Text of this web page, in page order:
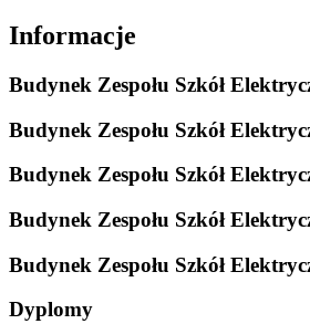
Informacje
Budynek Zespołu Szkół
Budynek Zespołu Szkół
Budynek Zespołu Szkół
Budynek Zespołu Szkół
Budynek Zespołu Szkół
Dyplomy